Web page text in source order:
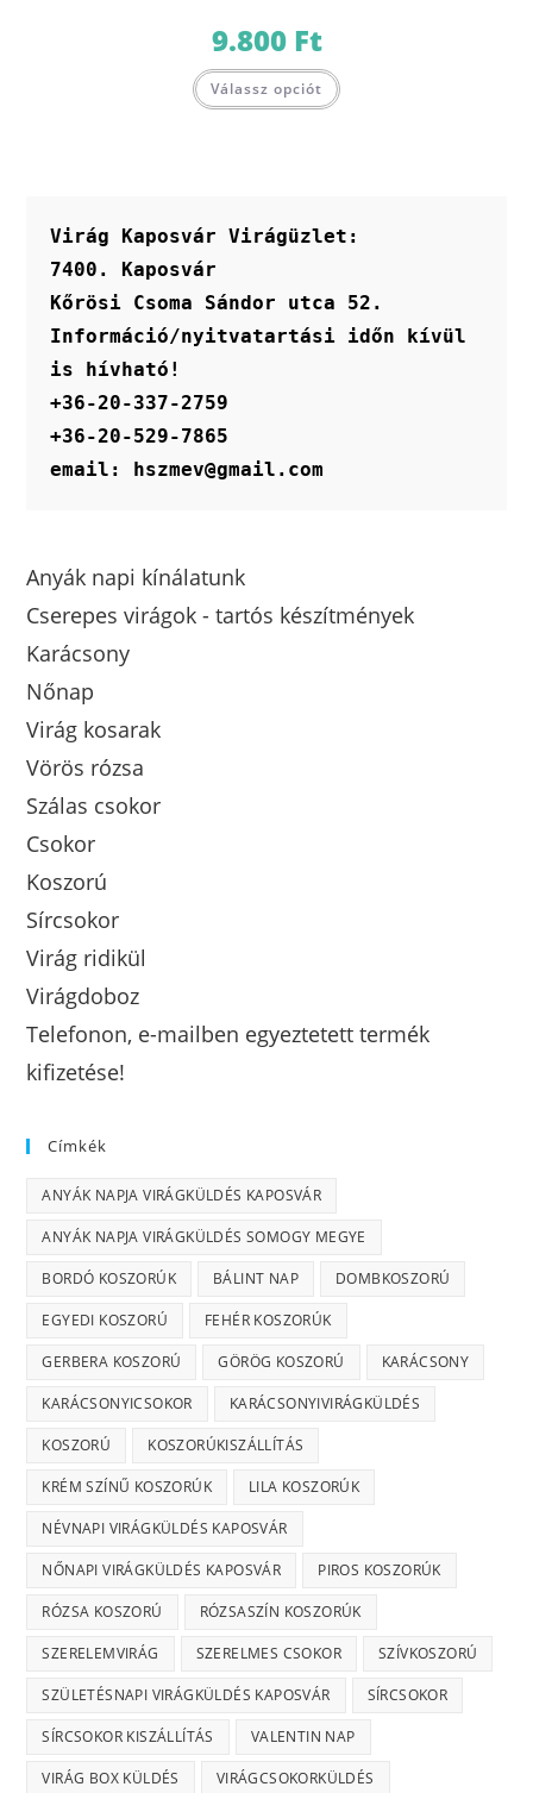
9.800 Ft
Válassz opciót
Virág Kaposvár Virágüzlet:
7400. Kaposvár
Kőrösi Csoma Sándor utca 52.
Információ/nyitvatartási időn kívül
is hívható!
+36-20-337-2759
+36-20-529-7865
email: hszmev@gmail.com
Anyák napi kínálatunk
Cserepes virágok - tartós készítmények
Karácsony
Nőnap
Virág kosarak
Vörös rózsa
Szálas csokor
Csokor
Koszorú
Sírcsokor
Virág ridikül
Virágdoboz
Telefonon, e-mailben egyeztetett termék
kifizetése!
Címkék
ANYÁK NAPJA VIRÁGKÜLDÉS KAPOSVÁR
ANYÁK NAPJA VIRÁGKÜLDÉS SOMOGY MEGYE
BORDÓ KOSZORÚK BÁLINT NAP DOMBKOSZORÚ
EGYEDI KOSZORÚ FEHÉR KOSZORÚK
GERBERA KOSZORÚ GÖRÖG KOSZORÚ KARÁCSONY
KARÁCSONYICSOKOR KARÁCSONYIVIRÁGKÜLDÉS
KOSZORÚ KOSZORÚKISZÁLLÍTÁS
KRÉM SZÍNŰ KOSZORÚK LILA KOSZORÚK
NÉVNAPI VIRÁGKÜLDÉS KAPOSVÁR
NŐNAPI VIRÁGKÜLDÉS KAPOSVÁR PIROS KOSZORÚK
RÓZSA KOSZORÚ RÓZSASZÍN KOSZORÚK
SZERELEMVIRÁG SZERELMES CSOKOR SZÍVKOSZORÚ
SZÜLETÉSNAPI VIRÁGKÜLDÉS KAPOSVÁR SÍRCSOKOR
SÍRCSOKOR KISZÁLLÍTÁS VALENTIN NAP
VIRÁG BOX KÜLDÉS VIRÁGCSOKORKÜLDÉS